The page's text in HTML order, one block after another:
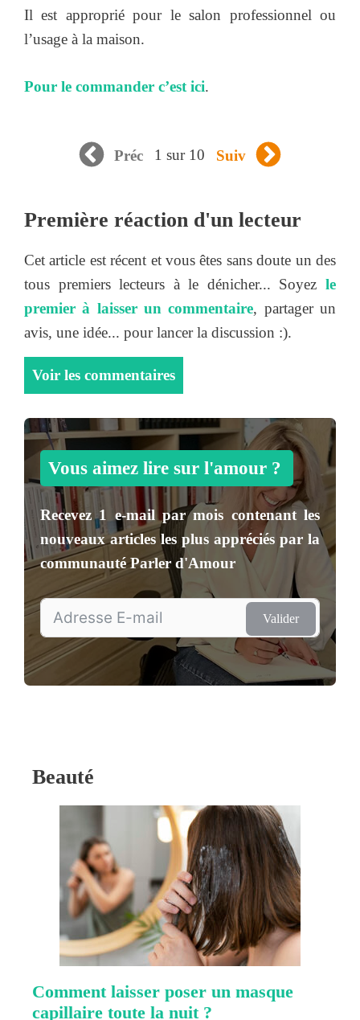
Il est approprié pour le salon professionnel ou
l’usage à la maison.
Pour le commander c’est ici.
Préc 1 sur 10 Suiv
Première réaction d'un lecteur
Cet article est récent et vous êtes sans doute un des
tous premiers lecteurs à le dénicher... Soyez le
premier à laisser un commentaire, partager un
avis, une idée... pour lancer la discussion :).
Voir les commentaires
Vous aimez lire sur l'amour ?
Recevez1 e-mail par mois contenant les
nouveaux articles les plus appréciés par la
communautéParler d'Amour
Valider
Beauté
Comment laisser poser un masque
capillaire toute la nuit ?